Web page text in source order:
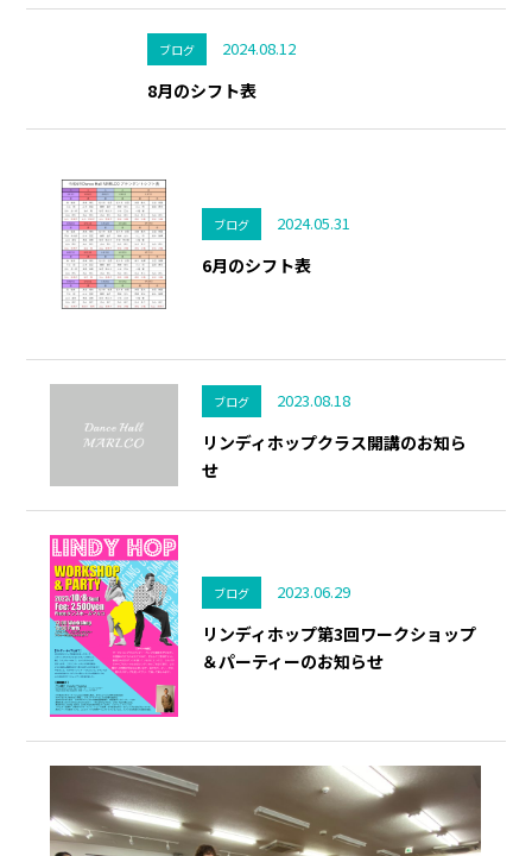
ブログ 2024.08.12
8月のシフト表
ブログ 2024.05.31
6月のシフト表
ブログ 2023.08.18
リンディホップクラス開講のお知ら
せ
ブログ 2023.06.29
リンディホップ第3回ワークショップ
＆パーティーのお知らせ